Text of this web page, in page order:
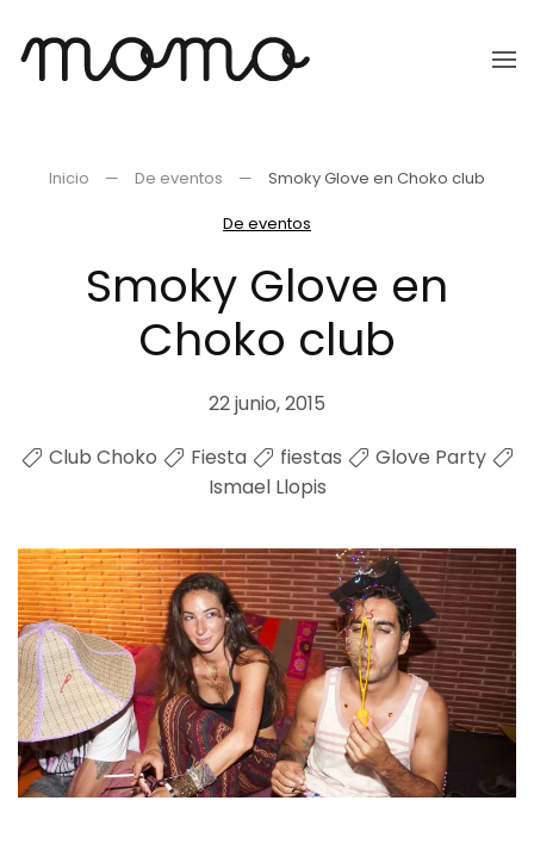
Ir
Inicio De eventos
Smoky Glove en Choko club
De eventos
Smoky Glove en
Choko club
22 junio, 2015
Club Choko
Fiesta fiestas
Glove Party
Ismael Llopis